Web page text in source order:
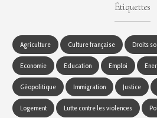
Étiquettes
Agriculture Culture française Droits
Economie Education Emploi
Géopolitique Immigration Justice
Logement Lutte contre les violences